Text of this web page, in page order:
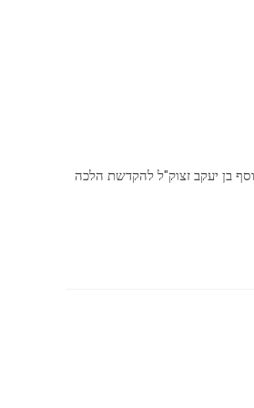
בן יעקב זצוק"ל להקדשת הלכה